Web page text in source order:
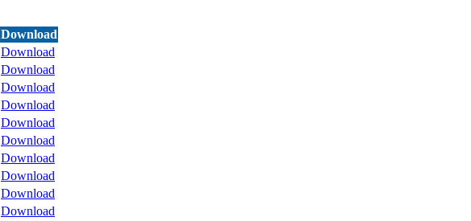
Download
Download
Download
Download
Download
Download
Download
Download
Download
Download
Download